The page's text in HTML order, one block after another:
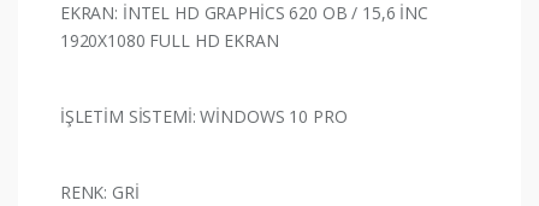
EKRAN: İNTEL HD GRAPHİCS 620 OB / 15,6 İNC
1920X1080 FULL HD EKRAN
İŞLETİM SİSTEMİ: WİNDOWS 10 PRO
RENK: GRİ